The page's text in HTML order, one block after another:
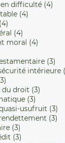
difficulté (4)
(4)
(4)
moral (4)
(3)
intérieure
du droit (3)
(3)
usufruit (3)
(3)
(3)
(3)